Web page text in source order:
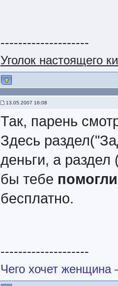
--------------------
Уголок настоящего
13.05.2007 16:08
Так, парень
Здесь
деньги, а
бы тебе помогли
бесплатно.
--------------------
Чего хочет женщина